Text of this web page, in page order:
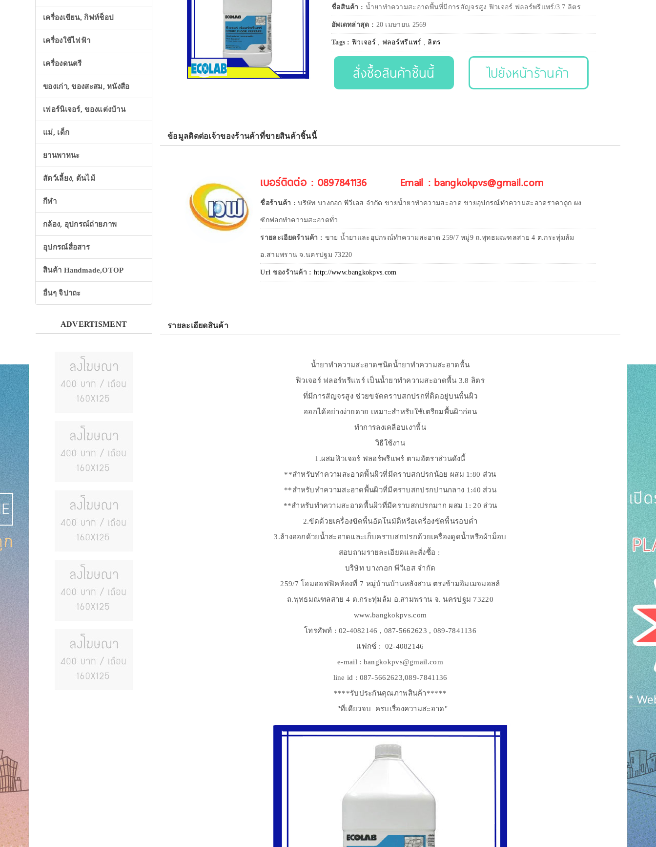
เครื่องเขียน, กิฟท์ช็อป
เครื่องใช้ไฟฟ้า
เครื่องดนตรี
ของเก่า, ของสะสม, หนังสือ
เฟอร์นิเจอร์, ของแต่งบ้าน
แม่, เด็ก
ยานพาหนะ
สัตว์เลี้ยง, ต้นไม้
กีฬา
กล้อง, อุปกรณ์ถ่ายภาพ
อุปกรณ์สื่อสาร
สินค้า Handmade,OTOP
อื่นๆ จิปาถะ
ADVERTISMENT
ชื่อสินค้า : น้ำยาทำความสะอาดพื้นที่มีการสัญจรสูง ฟิวเจอร์ ฟลอร์พรีแพร์/3.7 ลิตร
อัพเดทล่าสุด : 20 เมษายน 2569
Tags :ฟิวเจอร์ , ฟลอร์พรีแพร์ , ลิตร
สั่งซื้อสินค้าชิ้นนี้ ไปยังหน้าร้านค้า
ข้อมูลติดต่อเจ้าของร้านค้าที่ขายสินค้าชิ้นนี้
เบอร์ติดต่อ : 0897841136 Email : bangkokpvs@gmail.com
ชื่อร้านค้า :บริษัท บางกอก พีวีเอส จำกัด ขายน้ำยาทำความสะอาด ขายอุปกรณ์ทำความสะอาดราคาถูก ผง
ซักฟอกทำความสะอาดทั่ว
รายละเอียดร้านค้า : ขาย น้ำยาและอุปกรณ์ทำความสะอาด 259/7 หมู่9 ถ.พุทธมณฑลสาย 4 ต.กระทุ่มล้ม
อ.สามพราน จ.นครปฐม 73220
Url ของร้านค้า : http://www.bangkokpvs.com
รายละเอียดสินค้า
น้ำยาทำความสะอาดชนิดน้ำยาทำความสะอาดพื้น
ฟิวเจอร์ ฟลอร์พรีแพร์ เป็นน้ำยาทำความสะอาดพื้น 3.8 ลิตร
ที่มีการสัญจรสูง ช่วยขจัดคราบสกปรกที่ติดอยู่บนพื้นผิว
ออกได้อย่างง่ายดาย เหมาะสำหรับใช้เตรียมพื้นผิวก่อน
ทำการลงเคลือบเงาพื้น
วิธืใช้งาน
1.ผสมฟิวเจอร์ ฟลอร์พรีแพร์ ตามอัตราส่วนดังนี้
**สำหรับทำความสะอาดพื้นผิวที่มีคราบสกปรกน้อย ผสม 1:80 ส่วน
**สำหรับทำความสะอาดพื้นผิวที่มีคราบสกปรกปานกลาง 1:40 ส่วน
**สำหรับทำความสะอาดพื้นผิวที่มีคราบสกปรกมาก ผสม 1: 20 ส่วน
2.ขัดด้วยเครื่องขัดพื้นอัตโนมัติหรือเครื่องขัดพื้นรอบต่ำ
3.ล้างออกด้วยน้ำสะอาดและเก็บคราบสกปรกด้วยเครื่องดูดน้ำหรือผ้าม็อบ
สอบถามรายละเอียดและสั่งซื้อ :
บริษัท บางกอก พีวีเอส จำกัด
259/7 โฮมออฟฟิคห้องที่ 7 หมู่บ้านบ้านหลังสวน ตรงข้ามอิมเมจมอลล์
ถ.พุทธมณฑลสาย 4 ต.กระทุ่มล้ม อ.สามพราน จ. นครปฐม 73220
www.bangkokpvs.com
โทรศัพท์ : 02-4082146 , 087-5662623 , 089-7841136
แฟกซ์ : 02-4082146
e-mail : bangkokpvs@gmail.com
line id : 087-5662623,089-7841136
****รับประกันคุณภาพสินค้า*****
"ที่เดียวจบ ครบเรื่องความสะอาด"